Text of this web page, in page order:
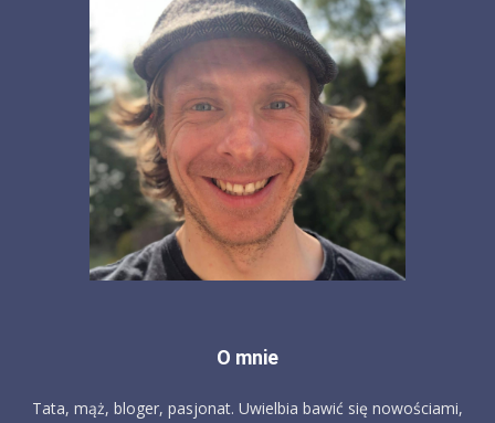
O mnie
Tata, mąż, bloger, pasjonat. Uwielbia bawić się nowościami,